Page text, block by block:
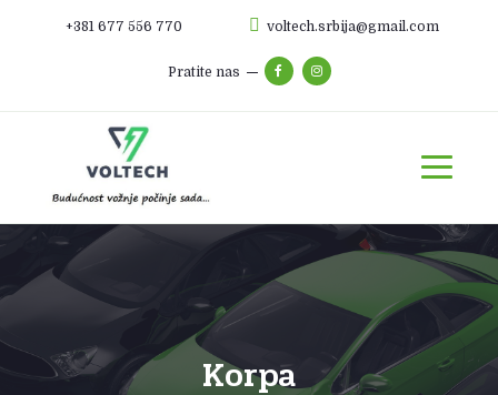
+381 677 556 770 voltech.srbija@gmail.com
Pratite nas
Korpa